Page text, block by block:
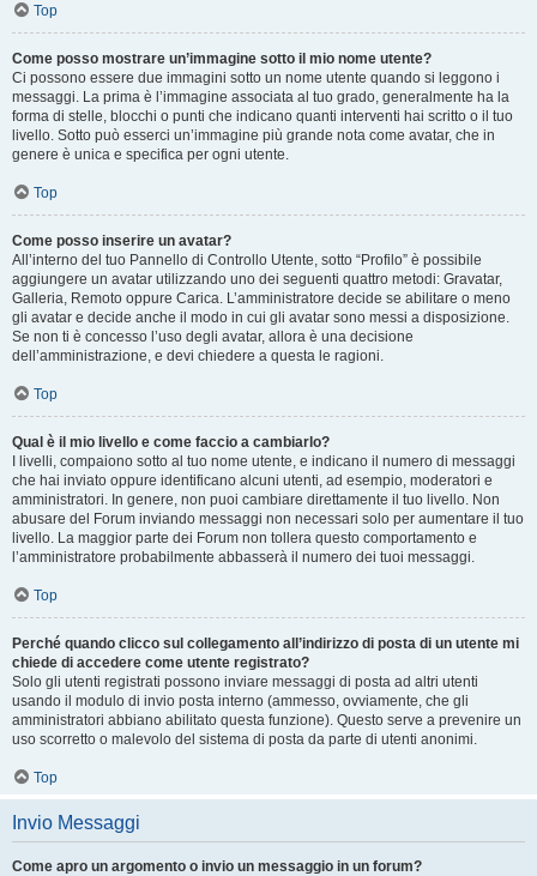
Top
Come posso mostrare un’immagine sotto il mio nome utente?
Ci possono essere due immagini sotto un nome utente quando si leggono i
messaggi. La prima è l’immagine associata al tuo grado, generalmente ha la
forma di stelle, blocchi o punti che indicano quanti interventi hai scritto o il tuo
livello. Sotto può esserci un’immagine più grande nota come avatar, che in
genere è unica e specifica per ogni utente.
Top
Come posso inserire un avatar?
All’interno del tuo Pannello di Controllo Utente, sotto “Profilo” è possibile
aggiungere un avatar utilizzando uno dei seguenti quattro metodi: Gravatar,
Galleria, Remoto oppure Carica. L’amministratore decide se abilitare o meno
gli avatar e decide anche il modo in cui gli avatar sono messi a disposizione.
Se non ti è concesso l’uso degli avatar, allora è una decisione
dell’amministrazione, e devi chiedere a questa le ragioni.
Top
Qual è il mio livello e come faccio a cambiarlo?
I livelli, compaiono sotto al tuo nome utente, e indicano il numero di messaggi
che hai inviato oppure identificano alcuni utenti, ad esempio, moderatori e
amministratori. In genere, non puoi cambiare direttamente il tuo livello. Non
abusare del Forum inviando messaggi non necessari solo per aumentare il tuo
livello. La maggior parte dei Forum non tollera questo comportamento e
l’amministratore probabilmente abbasserà il numero dei tuoi messaggi.
Top
Perché quando clicco sul collegamento all’indirizzo di posta di un utente mi
chiede di accedere come utente registrato?
Solo gli utenti registrati possono inviare messaggi di posta ad altri utenti
usando il modulo di invio posta interno (ammesso, ovviamente, che gli
amministratori abbiano abilitato questa funzione). Questo serve a prevenire un
uso scorretto o malevolo del sistema di posta da parte di utenti anonimi.
Top
Invio Messaggi
Come apro un argomento o invio un messaggio in un forum?